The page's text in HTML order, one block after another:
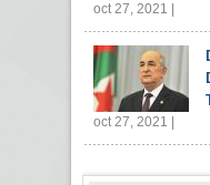
oct 27, 2021 |
oct 27, 2021 |